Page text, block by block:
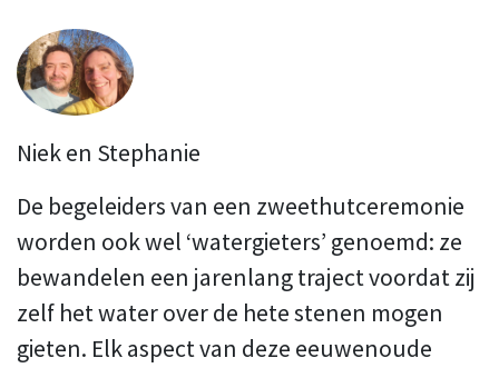
Niek en Stephanie
De begeleiders van een zweethutceremonie
worden ook wel ‘watergieters’ genoemd: ze
bewandelen een jarenlang traject voordat zij
zelf het water over de hete stenen mogen
gieten. Elk aspect van deze eeuwenoude